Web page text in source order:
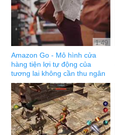
1:49
Amazon Go - Mô hình cửa
hàng tiện lợi tự động của
tương lai không cần thu ngân